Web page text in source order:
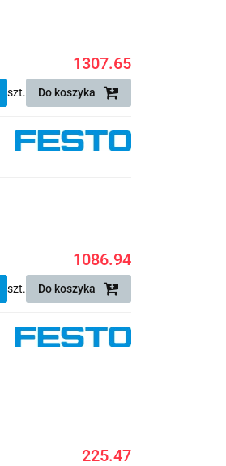
1307.65
szt. Do koszyka
1086.94
szt. Do koszyka
225.47